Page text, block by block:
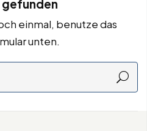
einmal, benutze das
unten.